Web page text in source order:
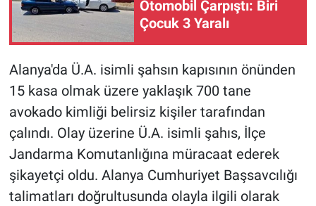
Otomobil Çarpıştı: Biri
Çocuk 3 Yaralı
Alanya'da Ü.A. isimli şahsın kapısının önünden
15 kasa olmak üzere yaklaşık 700 tane
avokado kimliği belirsiz kişiler tarafından
çalındı. Olay üzerine Ü.A. isimli şahıs, İlçe
Jandarma Komutanlığına müracaat ederek
şikayetçi oldu. Alanya Cumhuriyet Başsavcılığı
talimatları doğrultusunda olayla ilgili olarak